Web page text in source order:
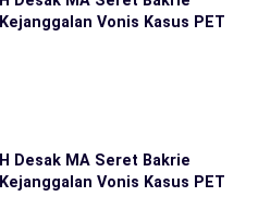
Vonis Kasus PET
Desak MA Seret Bakrie
Vonis Kasus PET